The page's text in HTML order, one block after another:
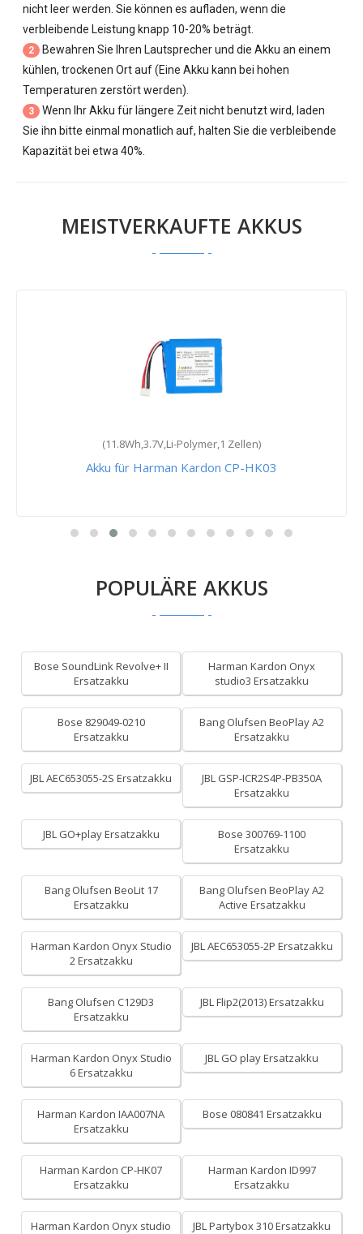
nicht leer werden. Sie können es aufladen, wenn die
verbleibende Leistung knapp 10-20% beträgt.
2
Bewahren Sie Ihren Lautsprecher und die Akku an einem
kühlen, trockenen Ort auf (Eine Akku kann bei hohen
Temperaturen zerstört werden).
3
Wenn Ihr Akku für längere Zeit nicht benutzt wird, laden
Sie ihn bitte einmal monatlich auf, halten Sie die verbleibende
Kapazität bei etwa 40%.
MEISTVERKAUFTE AKKUS
(11.8Wh,3.7V,Li-Polymer,1 Zellen)
Akku für Harman Kardon CP-HK03
POPULÄRE AKKUS
Bose SoundLink Revolve+ II
Ersatzakku
Harman Kardon Onyx
studio3 Ersatzakku
Bose 829049-0210
Ersatzakku
Bang Olufsen BeoPlay A2
Ersatzakku
JBL AEC653055-2S Ersatzakku
JBL GSP-ICR2S4P-PB350A
Ersatzakku
JBL GO+play Ersatzakku
Bose 300769-1100
Ersatzakku
Bang Olufsen BeoLit 17
Ersatzakku
Bang Olufsen BeoPlay A2
Active Ersatzakku
Harman Kardon Onyx Studio
2 Ersatzakku
JBL AEC653055-2P Ersatzakku
Bang Olufsen C129D3
Ersatzakku
JBL Flip2(2013) Ersatzakku
Harman Kardon Onyx Studio
6 Ersatzakku
JBL GO play Ersatzakku
Harman Kardon IAA007NA
Ersatzakku
Bose 080841 Ersatzakku
Harman Kardon CP-HK07
Ersatzakku
Harman Kardon ID997
Ersatzakku
Harman Kardon Onyx studio
JBL Partybox 310 Ersatzakku